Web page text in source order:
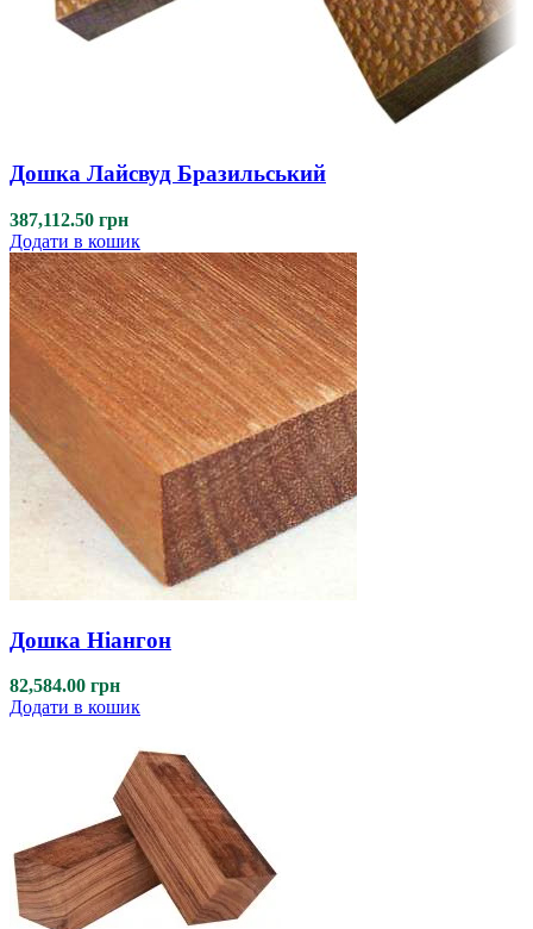
Дошка Лайсвуд Бразильський
387,112.50 грн
Додати в кошик
Дошка Ніангон
82,584.00 грн
Додати в кошик